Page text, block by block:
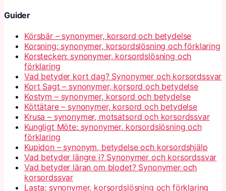
Guider
Körsbär – synonymer, korsord och betydelse
Korsning: synonymer, korsordslösning och förklaring
Korstecken: synonymer, korsordslösning och
förklaring
Vad betyder kort dag? Synonymer och korsordssvar
Kort Sagt – synonymer, korsord och betydelse
Kostym – synonymer, korsord och betydelse
Köttätare – synonymer, korsord och betydelse
Krusa – synonymer, motsatsord och korsordssvar
Kungligt Möte: synonymer, korsordslösning och
förklaring
Kupidon – synonym, betydelse och korsordshjälp
Vad betyder längre i? Synonymer och korsordssvar
Vad betyder läran om blodet? Synonymer och
korsordssvar
Lasta: synonymer, korsordslösning och förklaring